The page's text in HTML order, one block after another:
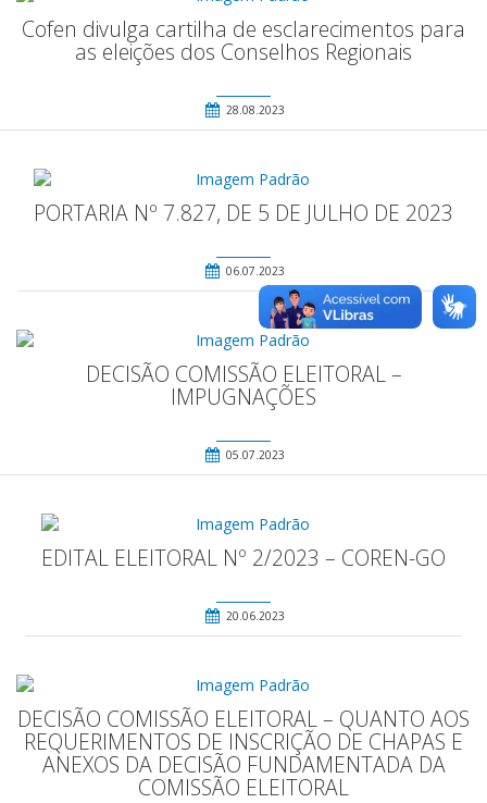
Cofen divulga cartilha de esclarecimentos para
as eleições dos Conselhos Regionais
28.08.2023
PORTARIA Nº 7.827, DE 5 DE JULHO DE 2023
06.07.2023
DECISÃO COMISSÃO ELEITORAL –
IMPUGNAÇÕES
05.07.2023
EDITAL ELEITORAL Nº 2/2023 – COREN-GO
20.06.2023
DECISÃO COMISSÃO ELEITORAL – QUANTO AOS
REQUERIMENTOS DE INSCRIÇÃO DE CHAPAS E
ANEXOS DA DECISÃO FUNDAMENTADA DA
COMISSÃO ELEITORAL